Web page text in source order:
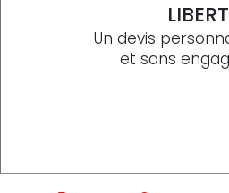
Un devis
et sans